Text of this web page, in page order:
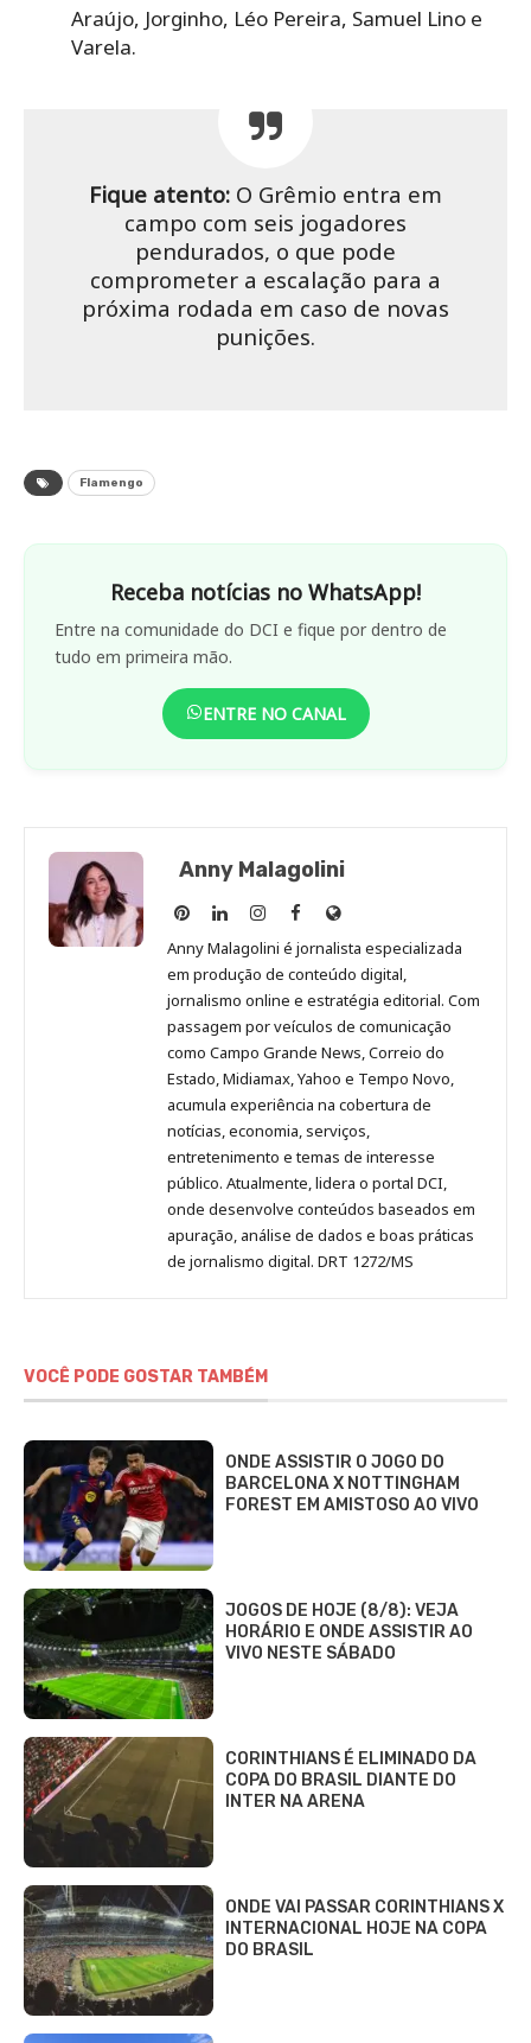
Araújo, Jorginho, Léo Pereira, Samuel Lino e
Varela.
Fique atento: O Grêmio entra em
campo com seis jogadores
pendurados, o que pode
comprometer a escalação para a
próxima rodada em caso de novas
punições.
Flamengo
Receba notícias no WhatsApp!
Entre na comunidade do DCI e fique por dentro de
tudo em primeira mão.
ENTRE NO CANAL
Anny Malagolini
Anny
Malagolini
no
Pinterest
Anny
Malagolini
no
LinkedIn
Anny
Malagolini
no
Instagram
Anny
Malagolini
no
Facebook
Site
de
Anny
Malagolini
Anny Malagolini é jornalista especializada
em produção de conteúdo digital,
jornalismo online e estratégia editorial. Com
passagem por veículos de comunicação
como Campo Grande News, Correio do
Estado, Midiamax, Yahoo e Tempo Novo,
acumula experiência na cobertura de
notícias, economia, serviços,
entretenimento e temas de interesse
público. Atualmente, lidera o portal DCI,
onde desenvolve conteúdos baseados em
apuração, análise de dados e boas práticas
de jornalismo digital. DRT 1272/MS
VOCÊ PODE GOSTAR TAMBÉM
ONDE ASSISTIR O JOGO DO
BARCELONA X NOTTINGHAM
FOREST EM AMISTOSO AO VIVO
JOGOS DE HOJE (8/8): VEJA
HORÁRIO E ONDE ASSISTIR AO
VIVO NESTE SÁBADO
CORINTHIANS É ELIMINADO DA
COPA DO BRASIL DIANTE DO
INTER NA ARENA
ONDE VAI PASSAR CORINTHIANS X
INTERNACIONAL HOJE NA COPA
DO BRASIL